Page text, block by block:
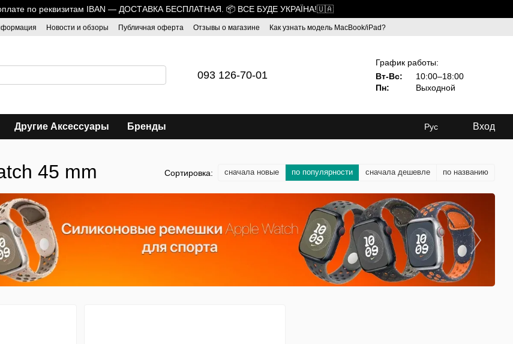
оплате по реквизитам IBAN — ДОСТАВКА БЕСПЛАТНАЯ. 📦 ВСЕ БУДЕ УКРАЇНА!🇺🇦
Новости и обзоры Публичная оферта Отзывы о магазине
Как узнать модель MacBook/iPad?
093 126-70-01
График работы:
Вт-Вс:
10:00–18:00
Пн:
Выходной
Другие Аксессуары Бренды Рус Вход
45 mm Сортировка: сначала новые по популярности сначала дешевле по названию